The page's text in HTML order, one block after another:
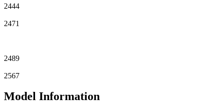
2444
2471
2489
2567
Model Information